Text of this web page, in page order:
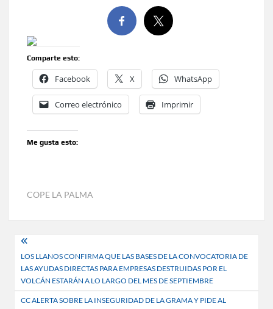
Comparte esto:
Facebook X WhatsApp
Correo electrónico Imprimir
Me gusta esto:
COPE LA PALMA
Navegación
de
entradas
LOS LLANOS CONFIRMA QUE LAS BASES DE LA CONVOCATORIA DE
LAS AYUDAS DIRECTAS PARA EMPRESAS DESTRUIDAS POR EL
VOLCÁN ESTARÁN A LO LARGO DEL MES DE SEPTIEMBRE
CC ALERTA SOBRE LA INSEGURIDAD DE LA GRAMA Y PIDE AL